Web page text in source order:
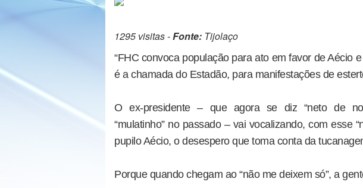
1295 visitas -Fonte: Tijolaço
“FHC convoca população para ato em favor de Aécio
é a chamada do Estadão, para manifestações de
O ex-presidente – que agora se diz “neto de
“mulatinho” no passado – vai vocalizando, com esse
pupilo Aécio, o desespero que toma conta da
Porque quando chegam ao “não me deixem só”, a